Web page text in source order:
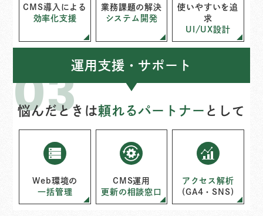
CMS導入による
効率化支援
業務課題の解決
システム開発
使いやすいを追
求
UI/UX設計
運用支援・サポート
悩んだときは頼れるパートナー として
Web環境の
一括管理
CMS運用
更新の相談窓口
アクセス解析
(GA4・SNS)